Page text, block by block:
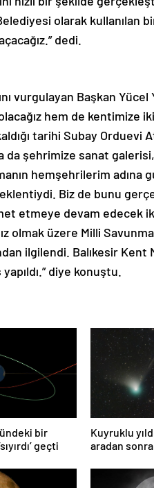
olarak kullanılan
dedi.
vurgulayan Başkan Yücel
hem de kentimize
tarihi Subay Orduevi
da şehrimize sanat
hemşehrilerim adına
Biz de bunu
etmeye devam edecek
olmak üzere Milli Savunma
ilgilendi. Balıkesir Kent
diye konuştu.
bir
geçti
Kuyruklu
aradan sonra